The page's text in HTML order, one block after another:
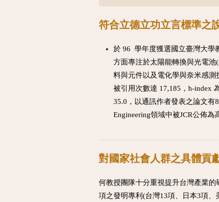
符合立德立功立言標準之
於 96 學年度獲選國立臺灣大學
方面專注於太陽能轉換與光電
料與元件以及電化學與奈米感測
被引用次數達 17,185，h-index
35.0，以通訊作者發表之論文有
Engineering領域中被JCR公佈為
對國家社會人群之具體貢
何教授團隊十分重視提升台灣產業
項之發明專利(台灣13項、日本3項